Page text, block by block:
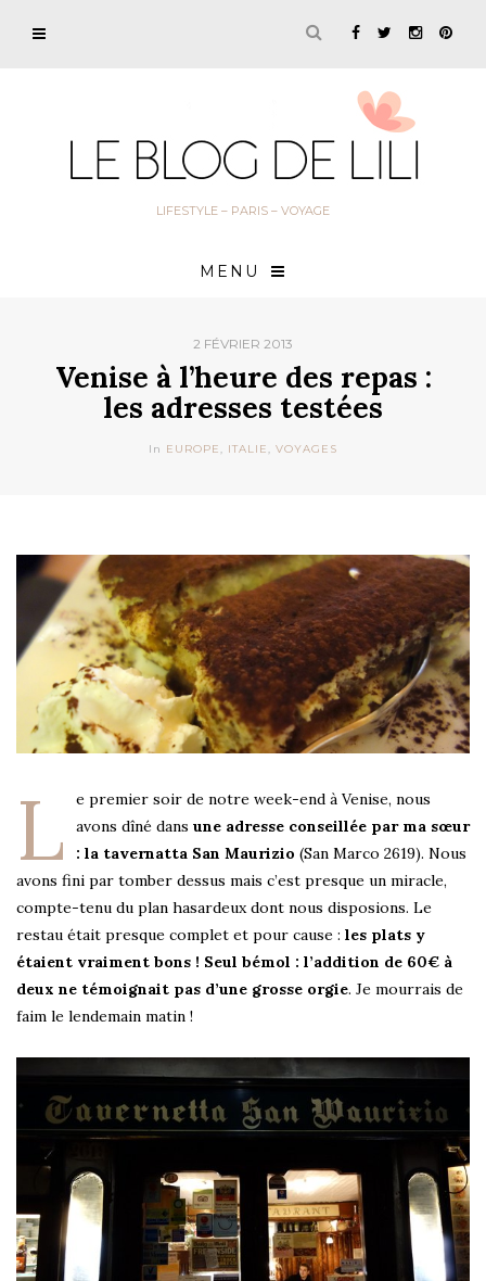
LIFESTYLE – PARIS – VOYAGE
MENU
2 FÉVRIER 2013
Venise à l’heure des repas :
les adresses testées
In EUROPE, ITALIE, VOYAGES
L
e premier soir de notre week-end à Venise, nous
avons dîné dans une adresse conseillée par ma sœur
: la tavernatta San Maurizio (San Marco 2619). Nous
avons fini par tomber dessus mais c’est presque un miracle,
compte-tenu du plan hasardeux dont nous disposions. Le
restau était presque complet et pour cause : les plats y
étaient vraiment bons ! Seul bémol : l’addition de 60€ à
deux ne témoignait pas d’une grosse orgie. Je mourrais de
faim le lendemain matin !